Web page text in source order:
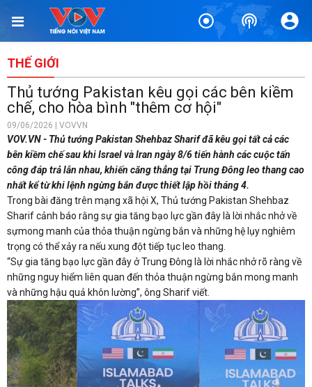
THẾ GIỚI
Thủ tướng Pakistan kêu gọi các bên kiềm
chế, cho hòa bình "thêm cơ hội"
09/06/2026 | VOVVN
VOV.VN - Thủ tướng Pakistan Shehbaz Sharif đã kêu gọi tất cả các
bên kiềm chế sau khi Israel và Iran ngày 8/6 tiến hành các cuộc tấn
công đáp trả lẫn nhau, khiến căng thẳng tại Trung Đông leo thang cao
nhất kể từ khi lệnh ngừng bắn được thiết lập hồi tháng 4.
Trong bài đăng trên mạng xã hội X, Thủ tướng Pakistan Shehbaz
Sharif cảnh báo rằng sự gia tăng bạo lực gần đây là lời nhắc nhở về
sựmong manh của thỏa thuận ngừng bắn và những hệ lụy nghiêm
trọng có thể xảy ra nếu xung đột tiếp tục leo thang.
“Sự gia tăng bạo lực gần đây ở Trung Đông là lời nhắc nhở rõ ràng về
những nguy hiểm liên quan đến thỏa thuận ngừng bắn mong manh
và những hậu quả khôn lường”, ông Sharif viết.